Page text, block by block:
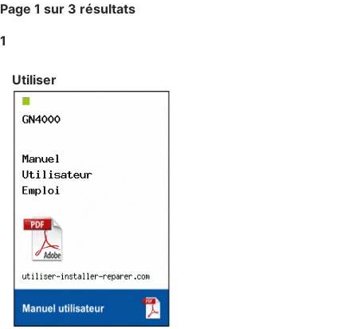
Page 1 sur 3 résultats
1
Utiliser